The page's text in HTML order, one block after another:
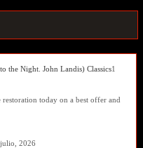
the Night. John Landis) Classics1
today on a best offer and
2026